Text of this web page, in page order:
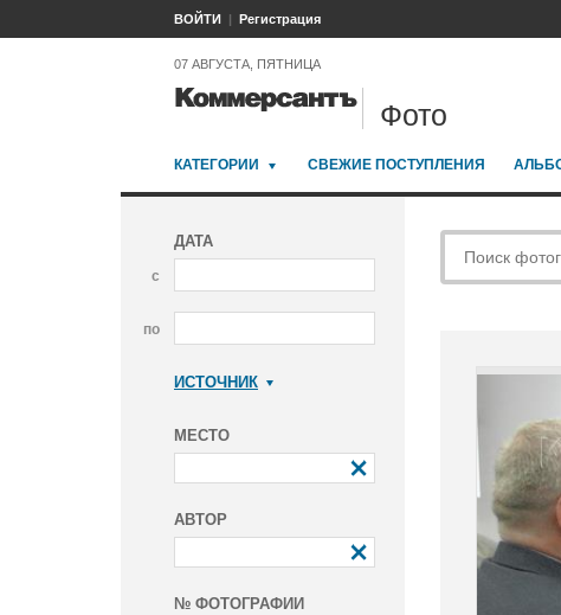
ВОЙТИ Регистрация
07 АВГУСТА, ПЯТНИЦА
Фото
КАТЕГОРИИ СВЕЖИЕ ПОСТУПЛЕНИЯ
ДАТА
с
по
ИСТОЧНИК
МЕСТО
АВТОР
№ ФОТОГРАФИИ